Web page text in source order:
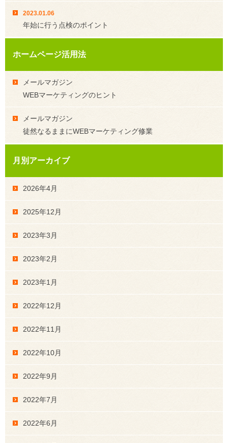
2023.01.06
年始に行う点検のポイント
ホームページ活用法
メールマガジン
WEBマーケティングのヒント
メールマガジン
徒然なるままにWEBマーケティング修業
月別アーカイブ
2026年4月
2025年12月
2023年3月
2023年2月
2023年1月
2022年12月
2022年11月
2022年10月
2022年9月
2022年7月
2022年6月